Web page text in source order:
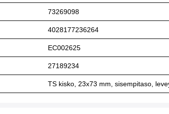
73269098
4028177236264
EC002625
27189234
TS kisko, 23x73 mm, sisempitaso,